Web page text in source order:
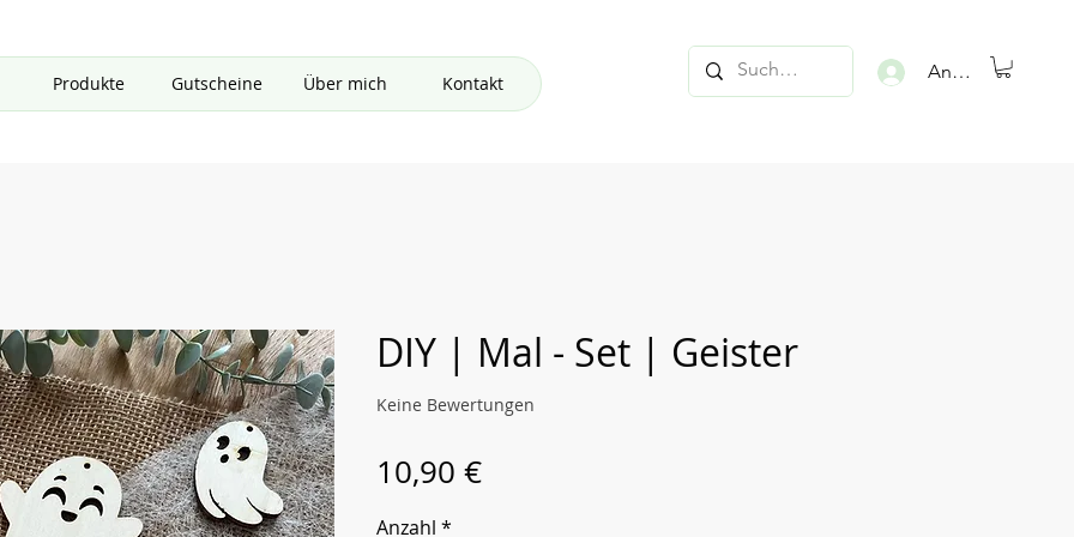
Produkte Gutscheine Über mich Kontakt
Anmelden
DIY | Mal - Set | Geister
Keine Bewertungen
10,90 €Preis
Anzahl *